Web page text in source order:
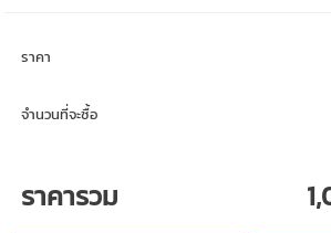
ราคา
จำนวนที่จะซื้อ
ราคารวม